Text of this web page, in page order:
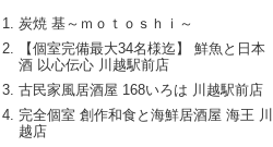
炭焼 基～ｍｏｔｏｓｈｉ～
【個室完備最大34名様迄】 鮮魚と日本
酒 以心伝心 川越駅前店
古民家風居酒屋 168いろは 川越駅前店
完全個室 創作和食と海鮮居酒屋 海王 川
越店